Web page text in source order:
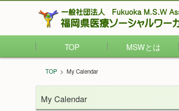
TOP MSWとは
TOP > My Calendar
My Calendar